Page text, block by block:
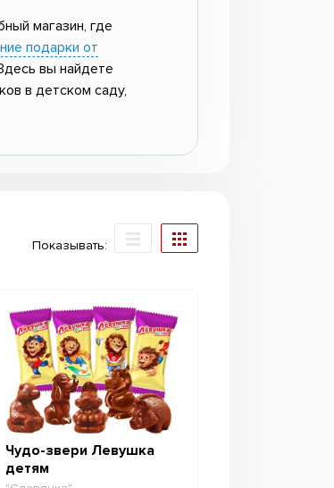
магазин, где
подарки от
вы найдете
в детском саду,
Показывать:
Чудо-звери Левушка
детям